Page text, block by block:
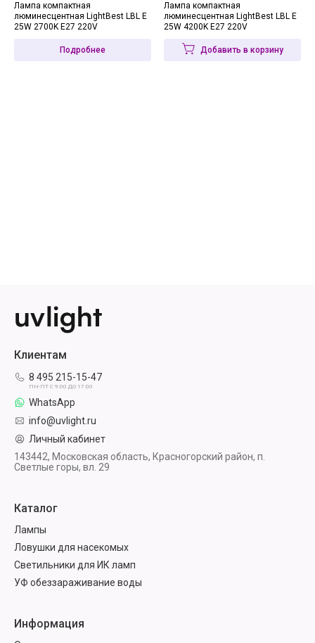
Лампа компактная
люминесцентная LightBest LBL E
25W 2700K E27 220V
Подробнее
Лампа компактная
люминесцентная LightBest LBL E
25W 4200K E27 220V
Добавить в корзину
Клиентам
8 495 215-15-47
ПН-ПТ С 9:00 ДО 17:00
WhatsApp
info@uvlight.ru
Личный кабинет
143442, Московская область, Красногорский район, п.
Светлые горы, вл. 29
Каталог
Лампы
Ловушки для насекомых
Светильники для ИК ламп
УФ обеззараживание воды
Информация